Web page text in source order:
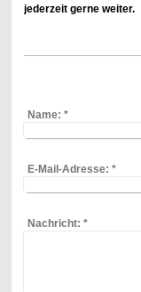
jederzeit gerne weiter.
Name: *
E-Mail-Adresse: *
Nachricht: *